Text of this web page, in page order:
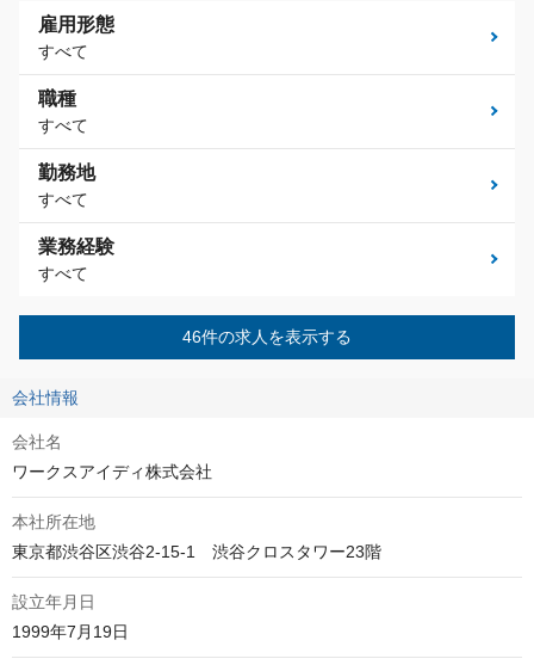
雇用形態
すべて
職種
すべて
勤務地
すべて
業務経験
すべて
46件の求人を表示する
会社情報
会社名
ワークスアイディ株式会社
本社所在地
東京都渋谷区渋谷2-15-1　渋谷クロスタワー23階
設立年月日
1999年7月19日